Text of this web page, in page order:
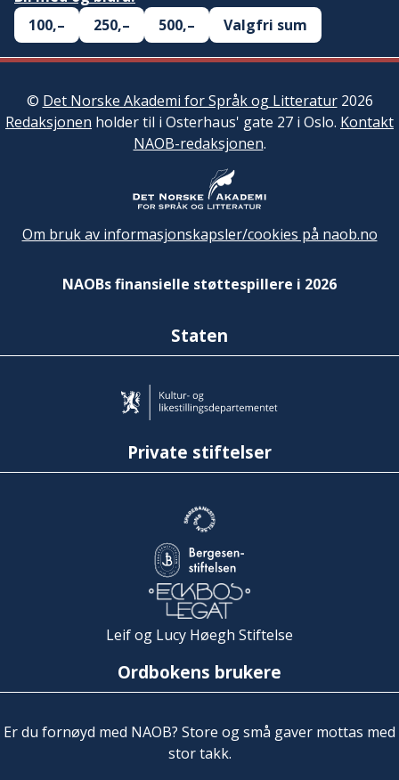
100,–
250,– 500,– Valgfri sum
© Det Norske Akademi for Språk og Litteratur2026
Redaksjonen holder til i Osterhaus' gate 27 i Oslo. Kontakt
NAOB-redaksjonen.
Om bruk av informasjonskapsler/cookies på naob.no
NAOBs finansielle støttespillere i 2026
Staten
Private stiftelser
Leif og Lucy Høegh Stiftelse
Ordbokens brukere
Er du fornøyd med NAOB? Store og små gaver mottas med
stor takk.